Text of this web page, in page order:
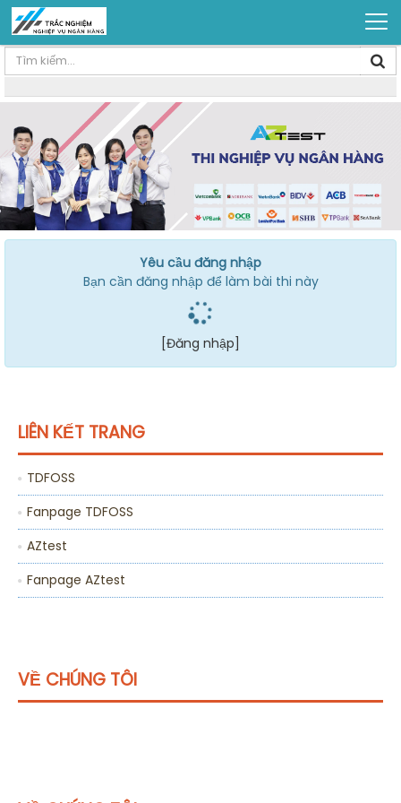
Yêu cầu đăng nhập
Bạn cần đăng nhập để làm bài thi này
[Đăng nhập]
LIÊN KẾT TRANG
TDFOSS
Fanpage TDFOSS
AZtest
Fanpage AZtest
VỀ CHÚNG TÔI